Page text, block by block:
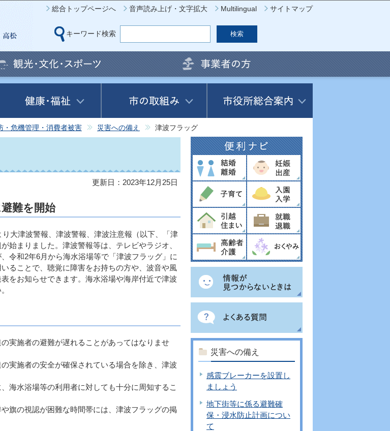
このページの本文へ移動
総合トップページへ 音声読み上げ・文字拡大 Multilingual サイトマップ
キーワード検索
・危機管理・消費者被害 災害への備え 津波フラッグ
更新日：2023年12月25日
難を開始
大津波警報、津波警報、津波注意報（以下、「津
始まりました。津波警報等は、テレビやラジオ、
令和2年6月から海水浴場等で「津波フラッグ」に
ることで、聴覚に障害をお持ちの方や、波音や風
をお知らせできます。海水浴場や海岸付近で津波
実施者の避難が遅れることがあってはなりませ
実施者の安全が確保されている場合を除き、津波
海水浴場等の利用者に対しても十分に周知するこ
旗の視認が困難な時間帯には、津波フラッグの掲
災害への備え
感震ブレーカーを設置し
ましょう
地下街等に係る避難確
保・浸水防止計画につい
て